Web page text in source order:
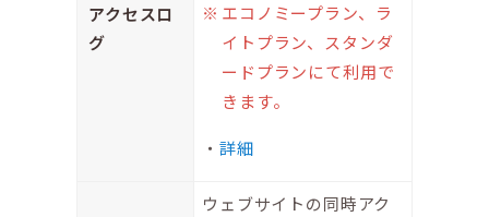
アクセスロ
グ
エコノミープラン、ラ
イトプラン、スタンダ
ードプランにて利用で
きます。
詳細
ウェブサイトの同時アク